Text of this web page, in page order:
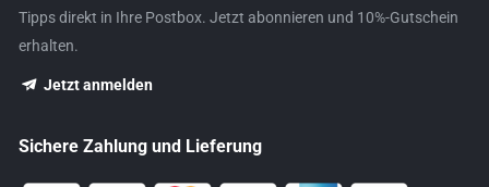
Tipps direkt in Ihre Postbox. Jetzt abonnieren und 10%-Gutschein
erhalten.
Jetzt anmelden
Sichere Zahlung und Lieferung